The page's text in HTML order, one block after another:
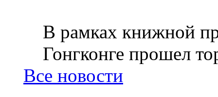
В рамках книжной
Гонгконге прошел
Все новости